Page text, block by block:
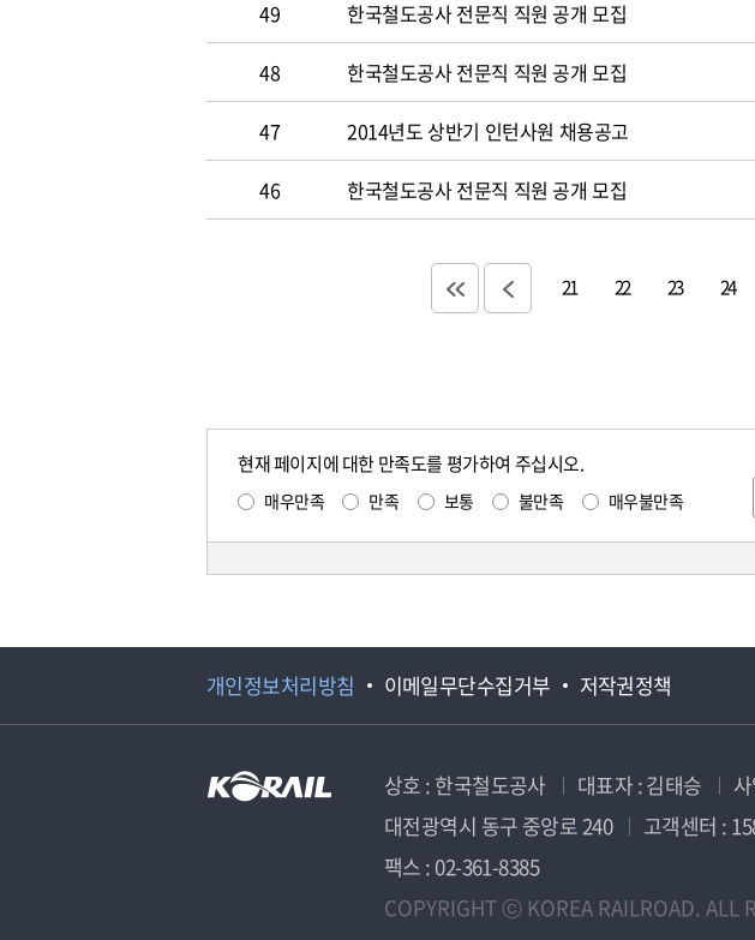
49 한국철도공사 전문직 직원 공개 모집
48 한국철도공사 전문직 직원 공개 모집
47 2014년도 상반기 인턴사원 채용공고
46 한국철도공사 전문직 직원 공개 모집
21 22 23 24
현재 페이지에 대한 만족도를 평가하여 주십시오.
매우만족 만족 보통 불만족 매우불만족
개인정보처리방침 이메일무단수집거부 저작권정책
상호 : 한국철도공사 대표자 : 김태승
대전광역시 동구 중앙로 240
고객센터 :
팩스 : 02-361-8385
COPYRIGHT ⓒ KOREA RAILROAD. ALL